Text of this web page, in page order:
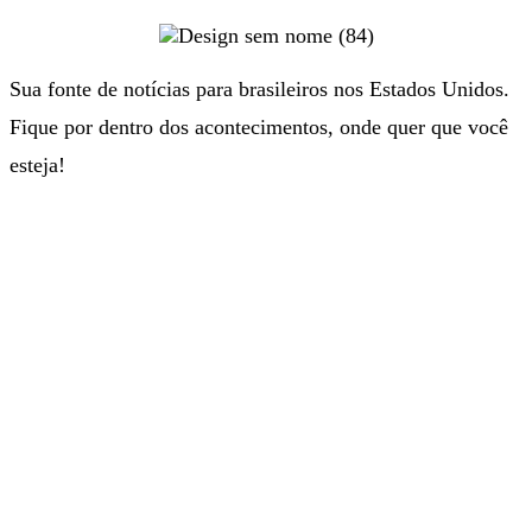
Sua fonte de notícias para brasileiros nos Estados Unidos.
Fique por dentro dos acontecimentos, onde quer que você
esteja!